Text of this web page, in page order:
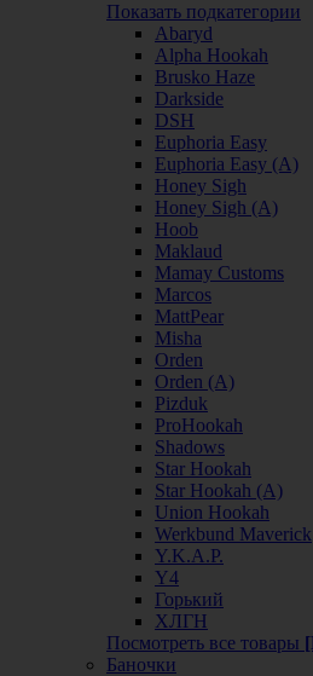
Показать подкатегории
Abaryd
Alpha Hookah
Brusko Haze
Darkside
DSH
Euphoria Easy
Euphoria Easy (А)
Honey Sigh
Honey Sigh (А)
Hoob
Maklaud
Mamay Customs
Marcos
MattPear
Misha
Orden
Orden (А)
Pizduk
ProHookah
Shadows
Star Hookah
Star Hookah (А)
Union Hookah
Werkbund Maverick
Y.K.A.P.
Y4
Горький
ХЛГН
Посмотреть все товары
Баночки